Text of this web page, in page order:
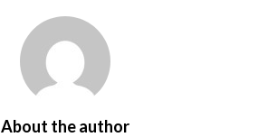
About the author